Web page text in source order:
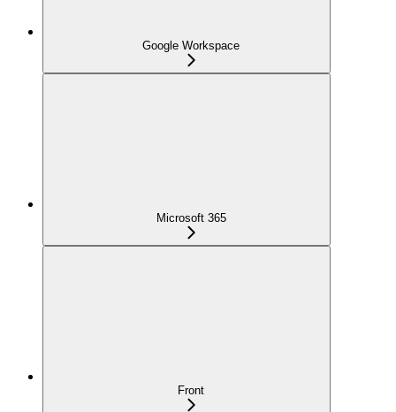
Google Workspace
Microsoft 365
Front